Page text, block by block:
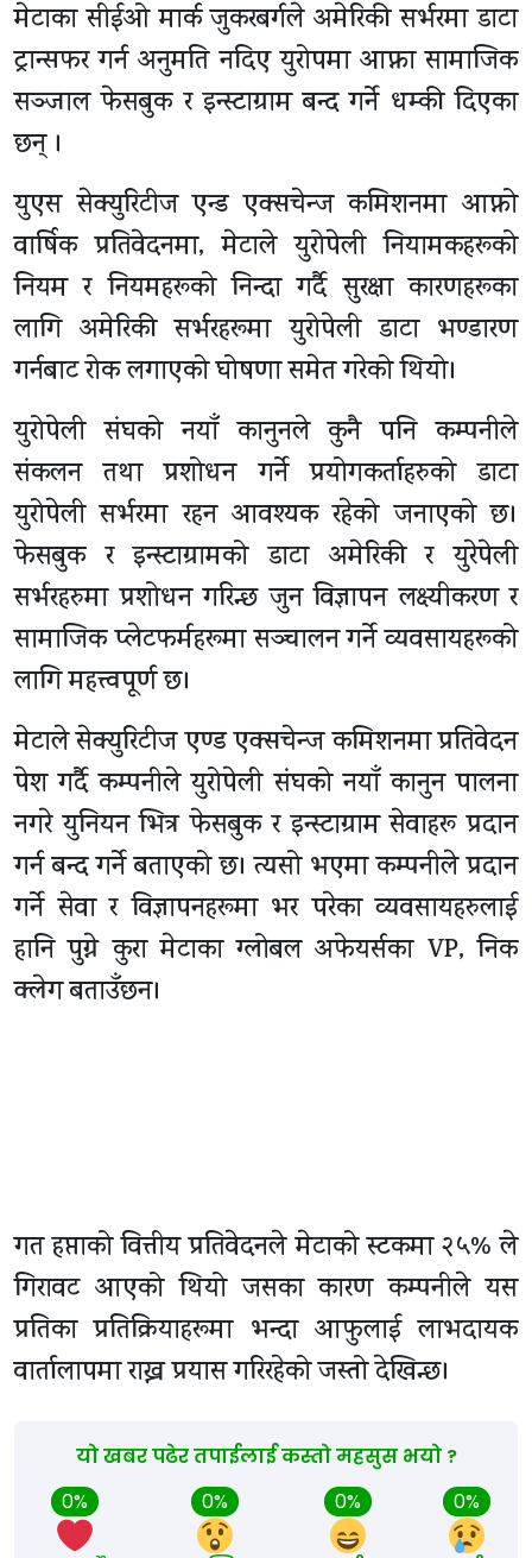
मेटाका सीईओ मार्क जुकरबर्गले अमेरिकी सर्भरमा डाटा
ट्रान्सफर गर्न अनुमति नदिए युरोपमा आफ्ना सामाजिक
सञ्जाल फेसबुक र इन्स्टाग्राम बन्द गर्ने धम्की दिएका
छन् ।
युएस सेक्युरिटीज एन्ड एक्सचेन्ज कमिशनमा आफ्नो
वार्षिक प्रतिवेदनमा, मेटाले युरोपेली नियामकहरूको
नियम र नियमहरूको निन्दा गर्दै सुरक्षा कारणहरूका
लागि अमेरिकी सर्भरहरूमा युरोपेली डाटा भण्डारण
गर्नबाट रोक लगाएको घोषणा समेत गरेको थियो।
युरोपेली संघको नयाँ कानुनले कुनै पनि कम्पनीले
संकलन तथा प्रशोधन गर्ने प्रयोगकर्ताहरुको डाटा
युरोपेली सर्भरमा रहन आवश्यक रहेको जनाएको छ।
फेसबुक र इन्स्टाग्रामको डाटा अमेरिकी र युरेपेली
सर्भरहरुमा प्रशोधन गरिन्छ जुन विज्ञापन लक्ष्यीकरण र
सामाजिक प्लेटफर्महरूमा सञ्चालन गर्ने व्यवसायहरूको
लागि महत्त्वपूर्ण छ।
मेटाले सेक्युरिटीज एण्ड एक्सचेन्ज कमिशनमा प्रतिवेदन
पेश गर्दै कम्पनीले युरोपेली संघको नयाँ कानुन पालना
नगरे युनियन भित्र फेसबुक र इन्स्टाग्राम सेवाहरू प्रदान
गर्न बन्द गर्ने बताएको छ। त्यसो भएमा कम्पनीले प्रदान
गर्ने सेवा र विज्ञापनहरूमा भर परेका व्यवसायहरुलाई
हानि पुग्ने कुरा मेटाका ग्लोबल अफेयर्सका VP, निक
क्लेग बताउँछन।
गत हप्ताको वित्तीय प्रतिवेदनले मेटाको स्टकमा २५% ले
गिरावट आएको थियो जसका कारण कम्पनीले यस
प्रतिका प्रतिक्रियाहरूमा भन्दा आफुलाई लाभदायक
वार्तालापमा राख्न प्रयास गरिरहेको जस्तो देखिन्छ।
यो खबर पढेर तपाईलाई कस्तो महसुस भयो ?
0%
0% 0% 0%